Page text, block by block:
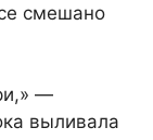
смешано
—
выливала